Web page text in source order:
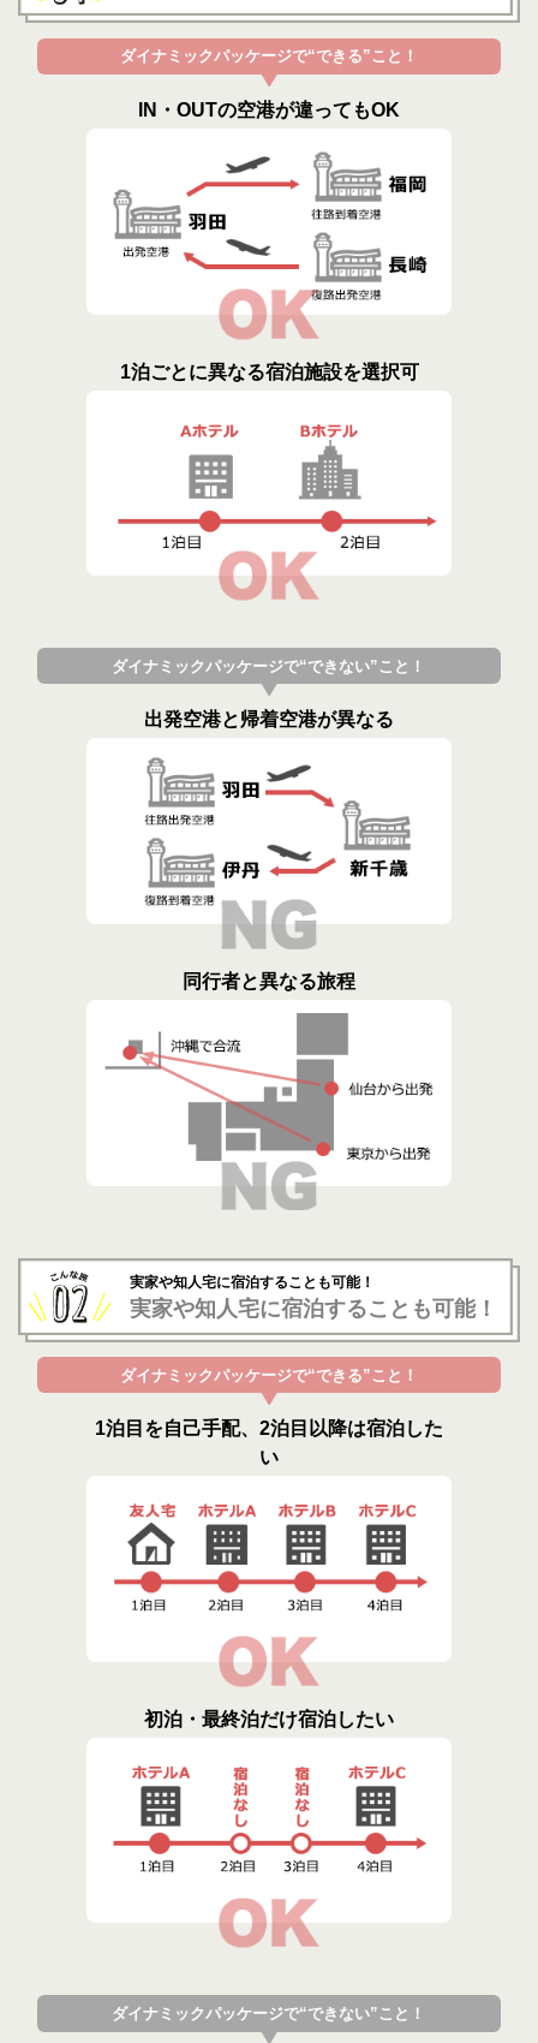
ダイナミックパッケージで“できる”こと！
IN・OUTの空港が違ってもOK
1泊ごとに異なる宿泊施設を選択可
ダイナミックパッケージで“できない”こと！
出発空港と帰着空港が異なる
同行者と異なる旅程
実家や知人宅に宿泊することも可能！
実家や知人宅に宿泊することも可能！
ダイナミックパッケージで“できる”こと！
1泊目を自己手配、2泊目以降は宿泊した
い
初泊・最終泊だけ宿泊したい
ダイナミックパッケージで“できない”こと！